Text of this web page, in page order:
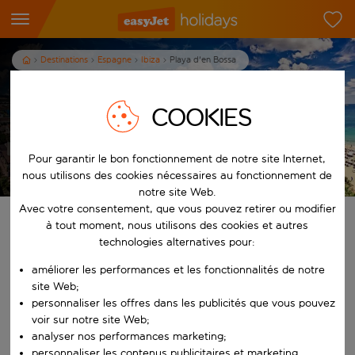
Destinations Espagne Ibiza Playa d'en Bossa
Vacances à Playa d'en Bossa
Afficher les vacances
T&Cs apply
Trouvez votre séjour de rêve
Commencez à taper pour la saisie automatique. Lorsque les
À partir de
Vers
COOKIES
Pour garantir le bon fonctionnement de notre site Internet,
nous utilisons des cookies nécessaires au fonctionnement de
notre site Web.
Avec votre consentement, que vous pouvez retirer ou modifier
à tout moment, nous utilisons des cookies et autres
technologies alternatives pour:
améliorer les performances et les fonctionnalités de notre
site Web;
personnaliser les offres dans les publicités que vous pouvez
voir sur notre site Web;
analyser nos performances marketing;